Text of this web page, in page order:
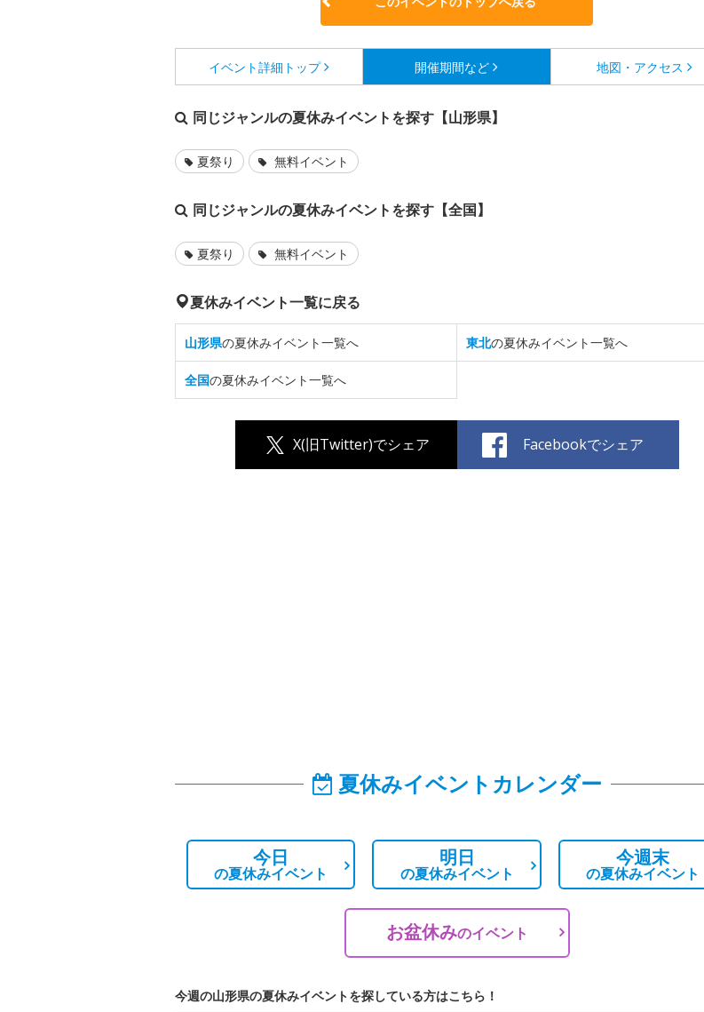
イベント詳細 トップ 開催期間など 地図・アクセス
同じジャンルの夏休みイベントを探す【山形県】
夏祭り 無料イベント
同じジャンルの夏休みイベントを探す【全国】
夏祭り 無料イベント
夏休みイベント一覧に戻る
山形県の夏休みイベント一覧へ 東北の夏休みイベント一覧へ
全国の夏休みイベント一覧へ
X(旧Twitter)でシェア Facebookでシェア
夏休みイベントカレンダー
今日
の夏休みイベント
明日
の夏休みイベント
今週末
の夏休みイベント
お盆休みのイベント
今週の山形県の夏休みイベントを探している方はこちら！